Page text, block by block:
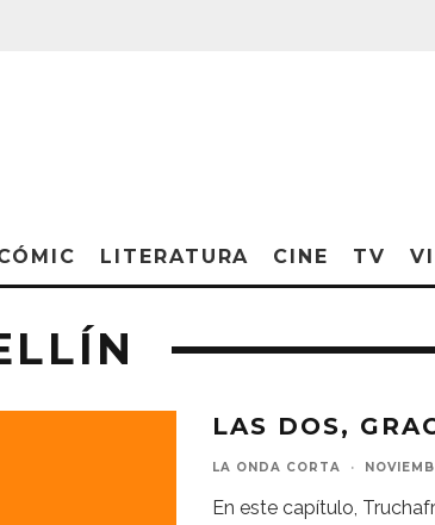
LITERATURA CINE TV
LAS DOS,
LA ONDA CORTA ·
En este capítulo,